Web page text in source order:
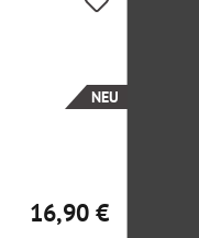
NEU
Regulärer Preis:
16,90 €